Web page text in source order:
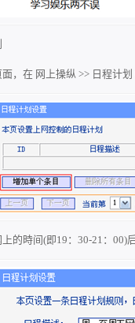
，在 网上操纵 >> 日程计划
的時间(即19：30-21：00)